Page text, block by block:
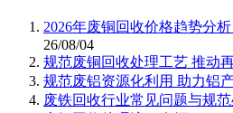
2026年废铜回收价格趋势分
26/08/04
规范废铜回收处理工艺 推动
规范废铝资源化利用 助力铝
废铁回收行业常见问题与规